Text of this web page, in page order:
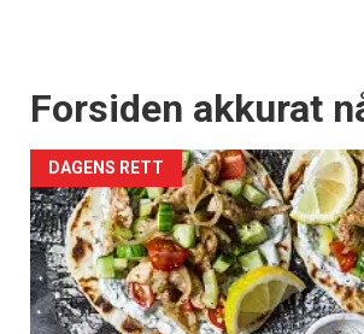
Forsiden akkurat
DAGENS RETT